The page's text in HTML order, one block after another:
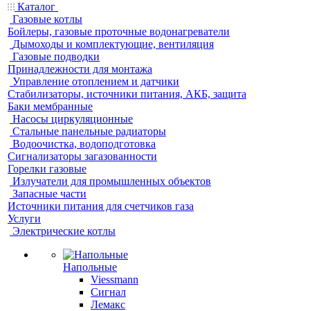
Каталог
Газовые котлы
Бойлеры, газовые проточные водонагреватели
Дымоходы и комплектующие, вентиляция
Газовые подводки
Принадлежности для монтажа
Управление отоплением и датчики
Стабилизаторы, источники питания, АКБ, защита
Баки мембранные
Насосы циркуляционные
Стальные панельные радиаторы
Водоочистка, водоподготовка
Сигнализаторы загазованности
Горелки газовые
Излучатели для промышленных объектов
Запасные части
Источники питания для счетчиков газа
Услуги
Электрические котлы
Напольные
Viessmann
Сигнал
Лемакс